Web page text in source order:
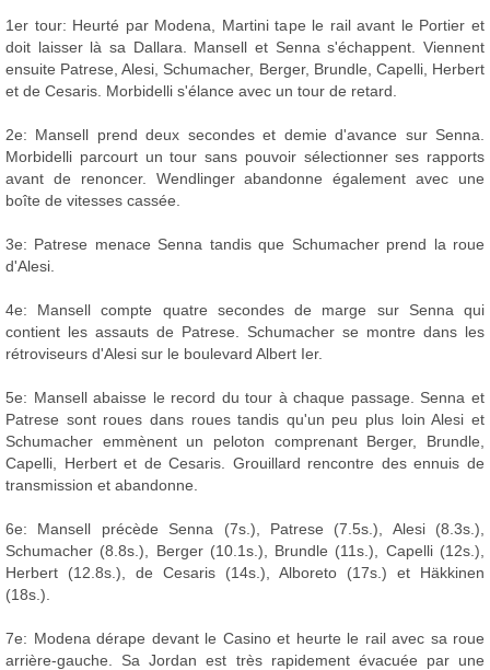
1er tour: Heurté par Modena, Martini tape le rail avant le Portier et
doit laisser là sa Dallara. Mansell et Senna s'échappent. Viennent
ensuite Patrese, Alesi, Schumacher, Berger, Brundle, Capelli, Herbert
et de Cesaris. Morbidelli s'élance avec un tour de retard.
2e: Mansell prend deux secondes et demie d'avance sur Senna.
Morbidelli parcourt un tour sans pouvoir sélectionner ses rapports
avant de renoncer. Wendlinger abandonne également avec une
boîte de vitesses cassée.
3e: Patrese menace Senna tandis que Schumacher prend la roue
d'Alesi.
4e: Mansell compte quatre secondes de marge sur Senna qui
contient les assauts de Patrese. Schumacher se montre dans les
rétroviseurs d'Alesi sur le boulevard Albert Ier.
5e: Mansell abaisse le record du tour à chaque passage. Senna et
Patrese sont roues dans roues tandis qu'un peu plus loin Alesi et
Schumacher emmènent un peloton comprenant Berger, Brundle,
Capelli, Herbert et de Cesaris. Grouillard rencontre des ennuis de
transmission et abandonne.
6e: Mansell précède Senna (7s.), Patrese (7.5s.), Alesi (8.3s.),
Schumacher (8.8s.), Berger (10.1s.), Brundle (11s.), Capelli (12s.),
Herbert (12.8s.), de Cesaris (14s.), Alboreto (17s.) et Häkkinen
(18s.).
7e: Modena dérape devant le Casino et heurte le rail avec sa roue
arrière-gauche. Sa Jordan est très rapidement évacuée par une